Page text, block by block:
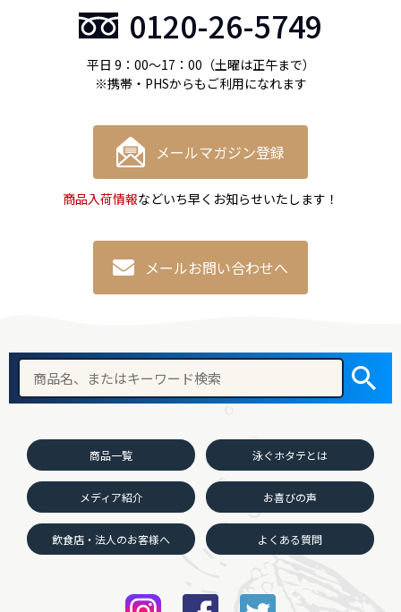
0120-26-5749
平日 9：00〜17：00（土曜は正午まで）
※携帯・PHSからもご利用になれます
メールマガジン登録
商品入荷情報などいち早くお知らせいたします！
メールお問い合わせへ
商品一覧 泳ぐホタテとは
メディア紹介 お喜びの声
飲食店・法人のお客様へ よくある質問